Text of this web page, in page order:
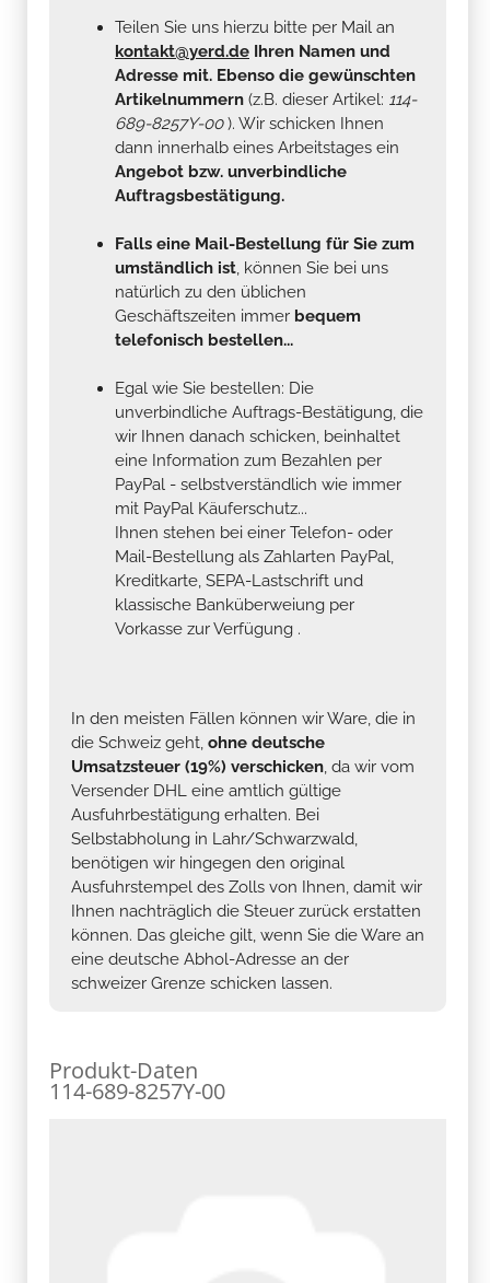
Teilen Sie uns hierzu bitte per Mail an
kontakt@yerd.de Ihren Namen und
Adresse mit. Ebenso die gewünschten
Artikelnummern (z.B. dieser Artikel: 114-
689-8257Y-00). Wir schicken Ihnen
dann innerhalb eines Arbeitstages ein
Angebot bzw. unverbindliche
Auftragsbestätigung.
Falls eine Mail-Bestellung für Sie zum
umständlich ist, können Sie bei uns
natürlich zu den üblichen
Geschäftszeiten immer bequem
telefonisch bestellen...
Egal wie Sie bestellen: Die
unverbindliche Auftrags-Bestätigung, die
wir Ihnen danach schicken, beinhaltet
eine Information zum Bezahlen per
PayPal - selbstverständlich wie immer
mit PayPal Käuferschutz...
Ihnen stehen bei einer Telefon- oder
Mail-Bestellung als Zahlarten PayPal,
Kreditkarte, SEPA-Lastschrift und
klassische Banküberweiung per
Vorkasse zur Verfügung .
In den meisten Fällen können wir Ware, die in
die Schweiz geht, ohne deutsche
Umsatzsteuer (19%) verschicken, da wir vom
Versender DHL eine amtlich gültige
Ausfuhrbestätigung erhalten. Bei
Selbstabholung in Lahr/Schwarzwald,
benötigen wir hingegen den original
Ausfuhrstempel des Zolls von Ihnen, damit wir
Ihnen nachträglich die Steuer zurück erstatten
können. Das gleiche gilt, wenn Sie die Ware an
eine deutsche Abhol-Adresse an der
schweizer Grenze schicken lassen.
Produkt-Daten
114-689-8257Y-00